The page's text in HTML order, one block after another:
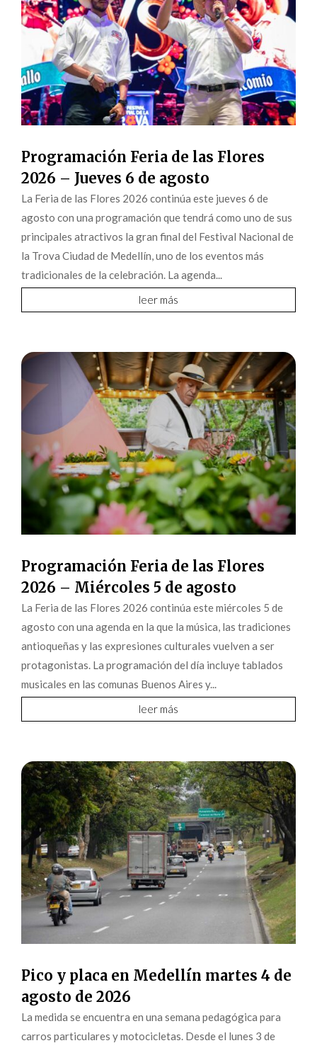
Programación Feria de las Flores
2026 – Jueves 6 de agosto
La Feria de las Flores 2026 continúa este jueves 6 de
agosto con una programación que tendrá como uno de sus
principales atractivos la gran final del Festival Nacional de
la Trova Ciudad de Medellín, uno de los eventos más
tradicionales de la celebración. La agenda...
leer más
Programación Feria de las Flores
2026 – Miércoles 5 de agosto
La Feria de las Flores 2026 continúa este miércoles 5 de
agosto con una agenda en la que la música, las tradiciones
antioqueñas y las expresiones culturales vuelven a ser
protagonistas. La programación del día incluye tablados
musicales en las comunas Buenos Aires y...
leer más
Pico y placa en Medellín martes 4 de
agosto de 2026
La medida se encuentra en una semana pedagógica para
carros particulares y motocicletas. Desde el lunes 3 de